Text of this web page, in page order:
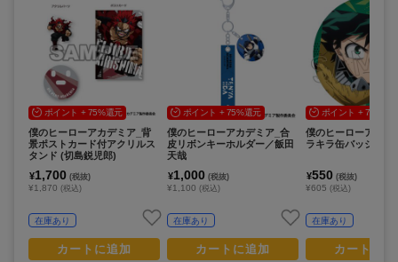
ポイント + 75%還元
僕のヒーローアカデミア_背
景ポストカード付アクリルス
タンド (切島鋭児郎)
¥1,700 (税抜)
¥1,870 (税込)
在庫あり
カートに追加
ポイント + 75%還元
僕のヒーローアカデミア_合
皮リボンキーホルダー／飯田
天哉
¥1,000 (税抜)
¥1,100 (税込)
在庫あり
カートに追加
ポイント + 75%還
僕のヒーローアカデ
ラキラ缶バッジ 緑
¥550 (税抜)
¥605 (税込)
在庫あり
カートに